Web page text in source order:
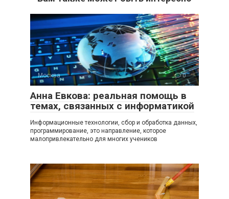
Москва 0
Анна Евкова: реальная помощь в
темах, связанных с информатикой
Информационные технологии, сбор и обработка данных,
программирование, это направление, которое
малопривлекательно для многих учеников